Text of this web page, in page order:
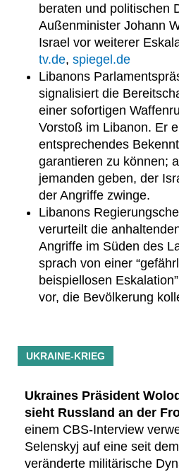
beraten und politischen
Außenminister Johann
Israel vor weiterer
tv.de, spiegel.de
Libanons
signalisiert die
einer sofortigen
Vorstoß im Libanon. Er
entsprechendes
garantieren zu können;
jemanden geben, der
der Angriffe zwinge.
Libanons
verurteilt die
Angriffe im Süden des
sprach von einer
beispiellosen
vor, die Bevölkerung
UKRAINE-KRIEG
Ukraines Präsident
sieht Russland an der
einem CBS-Interview
Selenskyj auf eine seit
veränderte militärische